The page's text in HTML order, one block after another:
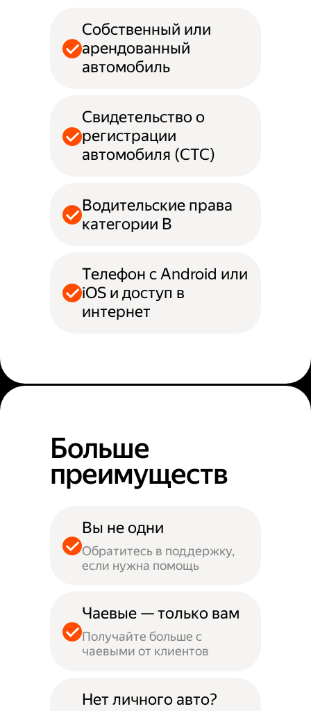
Собственный или
арендованный
автомобиль
Свидетельство о
регистрации
автомобиля (СТС)
Водительские права
категории B
Телефон с Android или
iOS и доступ в
интернет
Больше
преимуществ
Вы не одни
Обратитесь в поддержку,
если нужна помощь
Чаевые — только вам
Получайте больше с
чаевыми от клиентов
Нет личного авто?